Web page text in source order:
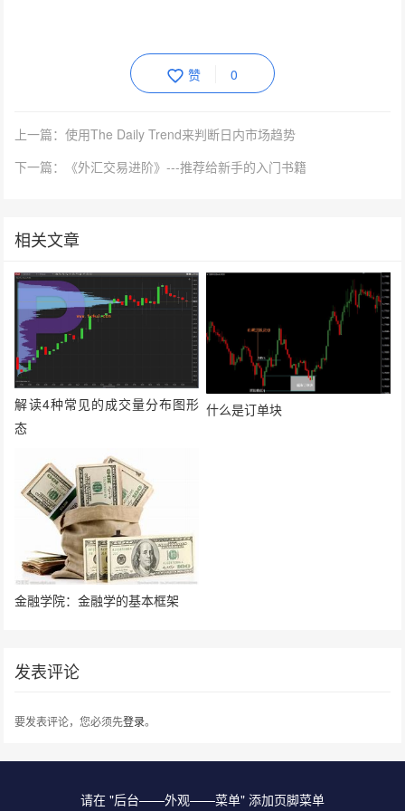
赞 0
上一篇：使用The Daily Trend来判断日内市场趋势
下一篇：《外汇交易进阶》---推荐给新手的入门书籍
相关文章
解读4种常见的成交量分布图形
态
什么是订单块
金融学院：金融学的基本框架
发表评论
要发表评论，您必须先登录。